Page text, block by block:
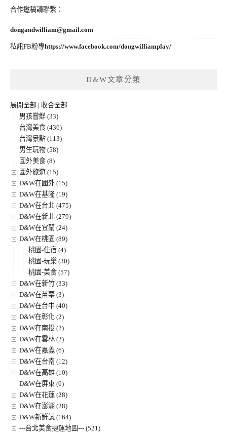
合作邀稿請聯繫：
dongandwilliam@gmail.com
私訊FB粉專https://www.facebook.com/dongwilliamplay/
D&W文章分類
展開全部 | 收合全部
男孩嘗鮮 (33)
台灣美食 (436)
台灣景點 (113)
男生玩物 (58)
國外美食 (8)
國外旅遊 (15)
D&W在國外 (15)
D&W在基隆 (19)
D&W在台北 (475)
D&W在新北 (279)
D&W在宜蘭 (24)
D&W在桃園 (89)
桃園-住宿 (4)
桃園-玩樂 (30)
桃園-美食 (57)
D&W在新竹 (33)
D&W在苗栗 (3)
D&W在台中 (40)
D&W在彰化 (2)
D&W在南投 (2)
D&W在雲林 (2)
D&W在嘉義 (6)
D&W在台南 (12)
D&W在高雄 (10)
D&W在屏東 (0)
D&W在花蓮 (28)
D&W在澎湖 (28)
D&W新鮮試 (164)
---台北美食捷運地圖--- (521)